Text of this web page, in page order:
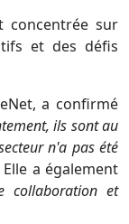
concentrée sur
et des défis
a confirmé
ils sont au
n'a pas été
Elle a également
collaboration et